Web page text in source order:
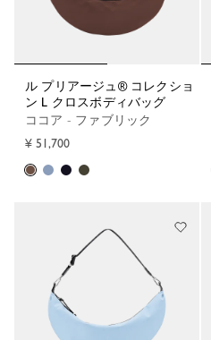
ル プリアージュ® コレクショ
ン L クロスボディバッグ
ココア - ファブリック
¥ 51,700